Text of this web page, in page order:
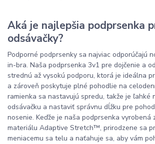
Aká je najlepšia podprsenka
odsávačky?
Podporné podprsenky sa najviac odporúčajú
in-bra. Naša podprsenka 3v1 pre dojčenie a
strednú až vysokú podporu, ktorá je ideálna
a zároveň poskytuje plné pohodlie na
ramienka sa nastavujú spredu, takže je ľahké
odsávačku a nastaviť správnu dĺžku pre
nosenie. Keďže je naša podprsenka vyrobená
materiálu Adaptive Stretch™, prirodzene sa
meniacemu sa telu a naťahuje sa, aby vám